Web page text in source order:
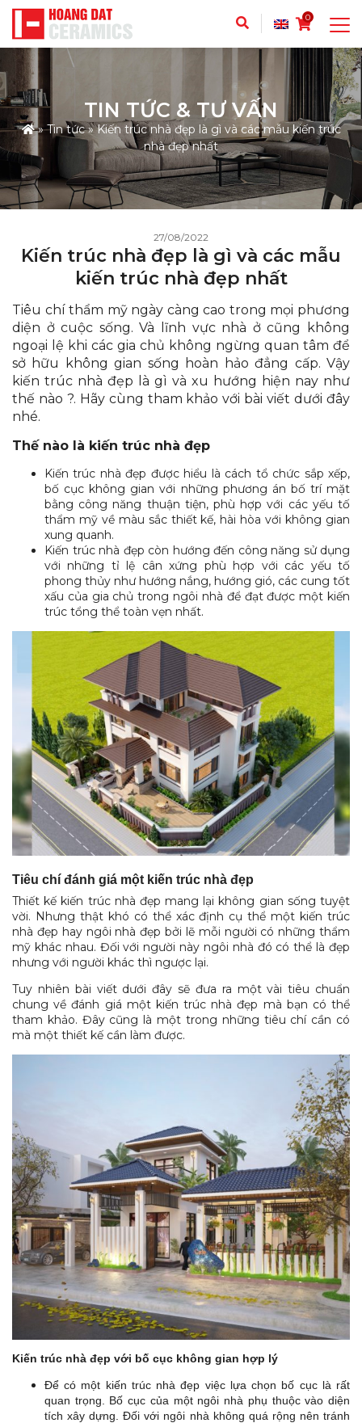
0
TIN TỨC & TƯ VẤN
» Tin tức » Kiến trúc nhà đẹp là gì và các mẫu kiến trúc
nhà đẹp nhất
27/08/2022
Kiến trúc nhà đẹp là gì và các mẫu
kiến trúc nhà đẹp nhất
Tiêu chí thẩm mỹ ngày càng cao trong mọi phương
diện ở cuộc sống. Và lĩnh vực nhà ở cũng không
ngoại lệ khi các gia chủ không ngừng quan tâm để
sở hữu không gian sống hoàn hảo đẳng cấp. Vậy
kiến trúc nhà đẹp là gì và xu hướng hiện nay như
thế nào ?. Hãy cùng tham khảo với bài viết dưới đây
nhé.
Thế nào là kiến trúc nhà đẹp
Kiến trúc nhà đẹp được hiểu là cách tổ chức sắp xếp,
bố cục không gian với những phương án bố trí mặt
bằng công năng thuận tiện, phù hợp với các yếu tố
thẩm mỹ về màu sắc thiết kế, hài hòa với không gian
xung quanh.
Kiến trúc nhà đẹp còn hướng đến công năng sử dụng
với những tỉ lệ cân xứng phù hợp với các yếu tố
phong thủy như hướng nắng, hướng gió, các cung tốt
xấu của gia chủ trong ngôi nhà để đạt được một kiến
trúc tổng thể toàn vẹn nhất.
Tiêu chí đánh giá một kiến trúc nhà đẹp
Thiết kế kiến trúc nhà đẹp mang lại không gian sống tuyệt
vời. Nhưng thật khó có thể xác định cụ thể một kiến trúc
nhà đẹp hay ngôi nhà đẹp bởi lẽ mỗi người có những thẩm
mỹ khác nhau. Đối với người này ngôi nhà đó có thể là đẹp
nhưng với người khác thì ngược lại.
Tuy nhiên bài viết dưới đây sẽ đưa ra một vài tiêu chuẩn
chung về đánh giá một kiến trúc nhà đẹp mà bạn có thể
tham khảo. Đây cũng là một trong những tiêu chí cần có
mà một thiết kế cần làm được.
Kiến trúc nhà đẹp với bố cục không gian hợp lý
Để có một kiến trúc nhà đẹp việc lựa chọn bố cục là rất
quan trọng. Bố cục của một ngôi nhà phụ thuộc vào diện
tích xây dựng. Đối với ngôi nhà không quá rộng nên tránh